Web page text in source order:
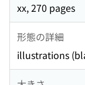
xx, 270 pages
形態の詳細
illustrations